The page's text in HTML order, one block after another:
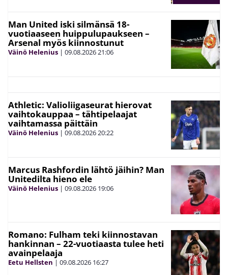
Man United iski silmänsä 18-
vuotiaaseen huippulupaukseen –
Arsenal myös kiinnostunut
Väinö Helenius | 09.08.202621:06
Athletic: Valioliigaseurat hierovat
vaihtokauppaa – tähtipelaajat
vaihtamassa päittäin
Väinö Helenius | 09.08.202620:22
Marcus Rashfordin lähtö jäihin? Man
Unitedilta hieno ele
Väinö Helenius | 09.08.2026 19:06
Romano: Fulham teki kiinnostavan
hankinnan – 22-vuotiaasta tulee heti
avainpelaaja
Eetu Hellsten | 09.08.2026 16:27